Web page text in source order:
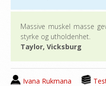
Massive muskel masse
styrke og utholdenhet.
Taylor, Vicksburg
Ivana Rukmana